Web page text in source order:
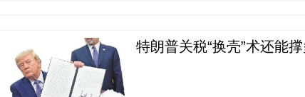
特朗普关税“换壳”术还能